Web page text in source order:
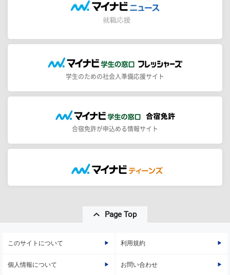
学生のための社会人準備応援サイト
合宿免許が申込める情報サイト
Page Top
このサイトについて 利用規約
個人情報について お問い合わせ